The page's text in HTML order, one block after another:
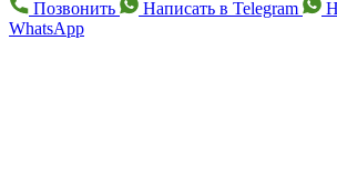
Позвонить
Написать в Telegram
WhatsApp